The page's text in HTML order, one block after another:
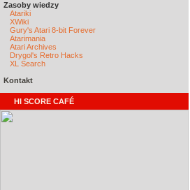
Zasoby wiedzy
Atariki
XWiki
Gury's Atari 8-bit Forever
Atarimania
Atari Archives
Drygol's Retro Hacks
XL Search
Kontakt
HI SCORE CAFÉ